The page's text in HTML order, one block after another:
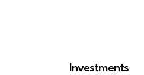
Investments